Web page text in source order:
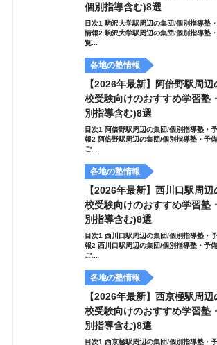
個別指導含む)8選
目次1 駒沢大学駅周辺の集団/個別指導塾
情報2 駒沢大学駅周辺の集団/個別指導塾
覧...
各地の塾情報
【2026年最新】阿倍野駅周
校受験向けのおすすめ学習塾
別指導含む)8選
目次1 阿倍野駅周辺の集団/個別指導塾・
報2 阿倍野駅周辺の集団/個別指導塾・予
ご...
各地の塾情報
【2026年最新】西川口駅周
校受験向けのおすすめ学習塾
別指導含む)8選
目次1 西川口駅周辺の集団/個別指導塾・
報2 西川口駅周辺の集団/個別指導塾・予
ご...
各地の塾情報
【2026年最新】西京極駅周
校受験向けのおすすめ学習塾
別指導含む)8選
目次1 西京極駅周辺の集団/個別指導塾・